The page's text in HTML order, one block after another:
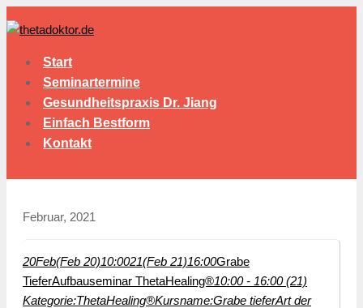
Start
Seminartermine
Gesundheitspraxis Dr. Jiang
Einfach Bestform
Kontakt
Februar, 2021
20Feb(Feb 20)10:0021(Feb 21)16:00Grabe
TieferAufbauseminar ThetaHealing®10:00 - 16:00 (21)
Kategorie:ThetaHealing®Kursname:Grabe tieferArt der